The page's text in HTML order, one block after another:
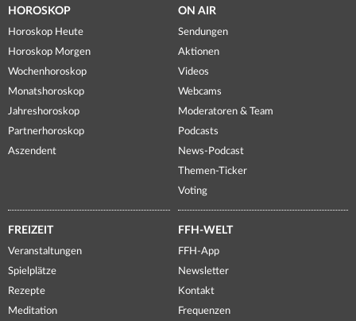
HOROSKOP
Horoskop Heute
Horoskop Morgen
Wochenhoroskop
Monatshoroskop
Jahreshoroskop
Partnerhoroskop
Aszendent
ON AIR
Sendungen
Aktionen
Videos
Webcams
Moderatoren & Team
Podcasts
News-Podcast
Themen-Ticker
Voting
FREIZEIT
Veranstaltungen
Spielplätze
Rezepte
Meditation
FFH-WELT
FFH-App
Newsletter
Kontakt
Frequenzen